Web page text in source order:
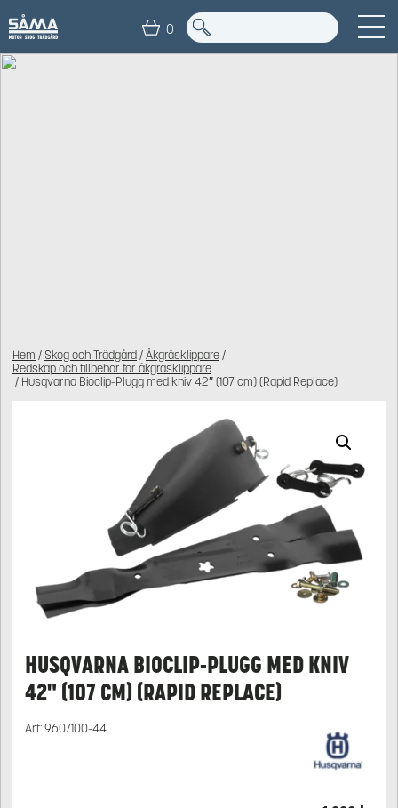
0
Hem / Skog och Trädgård/Åkgräsklippare/
Redskap och tillbehör för åkgräsklippare
/ Husqvarna Bioclip-Plugg med kniv 42″ (107 cm) (Rapid Replace)
HUSQVARNA BIOCLIP-PLUGG MED KNIV
42" (107 CM) (RAPID REPLACE)
Art:9607100-44